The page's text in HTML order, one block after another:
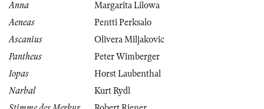
Anna
Margarita Lilowa
Aeneas
Pentti Perksalo
Ascanius
Olivera Miljakovic
Pantheus
Peter Wimberger
Iopas
Horst Laubenthal
Narbal
Kurt Rydl